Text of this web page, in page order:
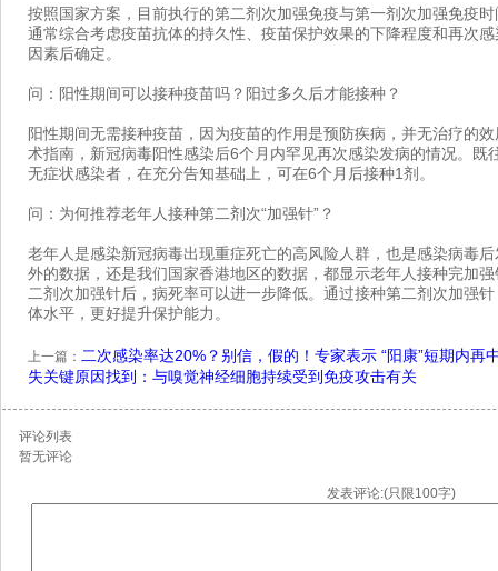
按照国家方案，目前执行的第二剂次加强免疫与第一剂次加强免疫
通常综合考虑疫苗抗体的持久性、疫苗保护效果的下降程度和再次
因素后确定。
问：阳性期间可以接种疫苗吗？阳过多久后才能接种？
阳性期间无需接种疫苗，因为疫苗的作用是预防疾病，并无治疗的
术指南，新冠病毒阳性感染后6个月内罕见再次感染发病的情况。既
无症状感染者，在充分告知基础上，可在6个月后接种1剂。
问：为何推荐老年人接种第二剂次“加强针”？
老年人是感染新冠病毒出现重症死亡的高风险人群，也是感染病毒
外的数据，还是我们国家香港地区的数据，都显示老年人接种完加
二剂次加强针后，病死率可以进一步降低。通过接种第二剂次加强
体水平，更好提升保护能力。
上一篇： 二次感染率达20%？别信，假的！专家表示 “阳康”短期内再
失关键原因找到：与嗅觉神经细胞持续受到免疫攻击有关
评论列表
暂无评论
发表评论:(只限100字)